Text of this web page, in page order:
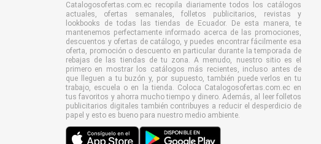
Catalogosofertas.com.ec recopila diariamente todos los catálogos
actuales, ofertas semanales, folletos publicitarios, revistas y
lookbooks de todas las tiendas de Ecuador. De esta manera, te
mantenemos perfectamente informado acerca de las promociones,
descuentos y ofertas de catálogo, y puedes encontrar fácilmente esa
oferta, promoción o descuento en particular durante la temporada de
rebajas de las tiendas de tu zona. A menudo, nuestro sitio es el
primero en mostrar los catálogos más recientes, incluso antes de
que lleguen a tu buzón y, por supuesto, también puede verlos en tu
trabajo, escuela o en la tienda. Coloca Catalogosofertas.com.ec en
tus favoritos y ahorra mucho tiempo y dinero. Además, al leer folletos
publicitarios digitales también contribuyes a reducir el desperdicio de
papel y esto es bueno para nuestro medio ambiente.